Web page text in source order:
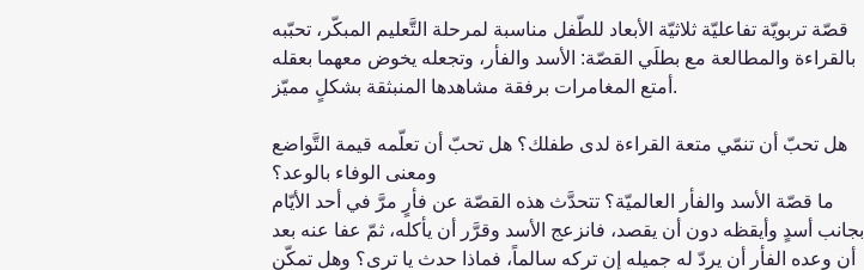
قصّة تربويّة تفاعليّة ثلاثيّة الأبعاد للطّفل مناسبة لمرحلة التَّعليم المبكّر، تحبّبه
بالقراءة والمطالعة مع بطلَي القصّة: الأسد والفأر، وتجعله يخوض معهما بعقله
أمتع المغامرات برفقة مشاهدها المنبثقة بشكلٍ مميّز.
هل تحبّ أن تنمّي متعة القراءة لدى طفلك؟ هل تحبّ أن تعلّمه قيمة التَّواضع
ومعنى الوفاء بالوعد؟
ما قصّة الأسد والفأر العالميّة؟ تتحدَّث هذه القصّة عن فأرٍ مرَّ في أحد الأيّام
بجانب أسدٍ وأيقظه دون أن يقصد، فانزعج الأسد وقرَّر أن يأكله، ثمّ عفا عنه بعد
أن وعده الفأر أن يردّ له جميله إن تركه سالماً، فماذا حدث يا ترى؟ وهل تمكّن